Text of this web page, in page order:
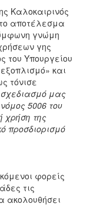
Καλοκαιρινός
αποτέλεσμα
γνώμη
γης
του Υπουργείου
και
τόνισε
σχεδιασμό μας
5006 του
χρήση της
προσδιορισμό
φορείς
τις
ακολουθήσει